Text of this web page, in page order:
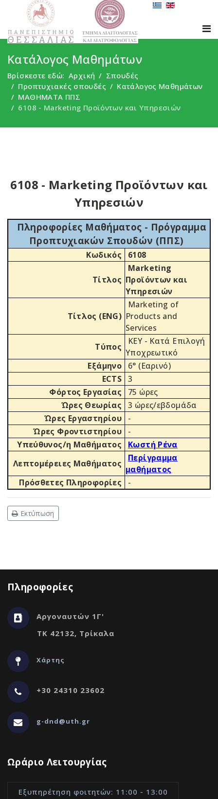
Κατάλογος Μαθημάτων
Βρίσκεστε εδώ: Αρχική
Σπουδές
Προπτυχιακές σπουδές
Κατάλογος Μαθημάτων
ΜΑΘΗΜΑΤΑ ΠΠΣ
6108 - Marketing Προϊόντων και Υπηρεσιών
6108 - Marketing Προϊόντων και
Υπηρεσιών
Πληροφορίες Μαθήματος - Πρόγραμμα
Προπτυχιακών Σπουδών (ΠΠΣ)
Κωδικός 6108
Τίτλος
Marketing
Προϊόντων και
Υπηρεσιών
Τίτλος (ENG)
Marketing of
Products and
Services
Τύπος
ΚΕΥ - Κατά Επιλογή
Υποχρεωτικό
Εξάμηνο
6° (Εαρινό)
ECTS 3
Φόρτος Εργασίας
75 ώρες
Ώρες Θεωρίας
3 ώρες/εβδομάδα
Ώρες Εργαστηρίου
-
Ώρες Φροντιστηρίου
-
Υπεύθυνος/η Μαθήματος
Κωστή Ρένα
Λεπτομέρειες Μαθήματος
Περίγραμμα
μαθήματος
Πρόσθετες Πληροφορίες
-
Εκτύπωση
Πληροφορίες
Αργοναυτών 1Γ'
ΤΚ 42132, Τρίκαλα
Χάρτης
+30 24310 23602
g-dnd@uth.gr
Ωράριο Λειτουργίας
Εξυπηρέτηση φοιτητών: 11:00 - 13:00